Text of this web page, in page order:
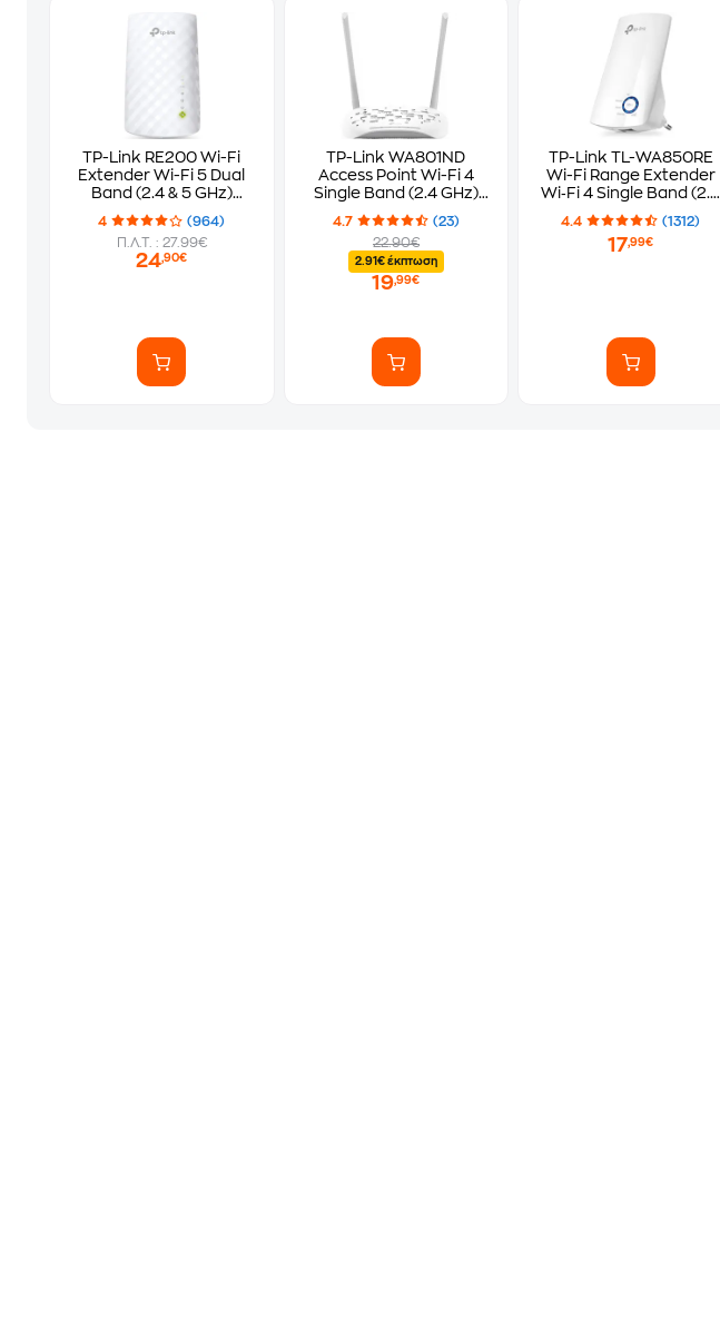
TP-Link RE200 Wi-Fi
Extender Wi-Fi 5 Dual
Band (2.4 & 5 GHz)
600Mbps
4
(964)
Π.Λ.Τ. : 27.99€
24,90€
TP-Link WA801ND
Access Point Wi-Fi 4
Single Band (2.4 GHz)
300Mbps
4.7
(23)
22.90€
2.91€ έκπτωση
19,99€
TP-Link TL-WA850RE
Wi-Fi Range Extender
Wi‑Fi 4 Single Band (2.4
GHz) 300 Mbps
4.4 (1312)
17,99€